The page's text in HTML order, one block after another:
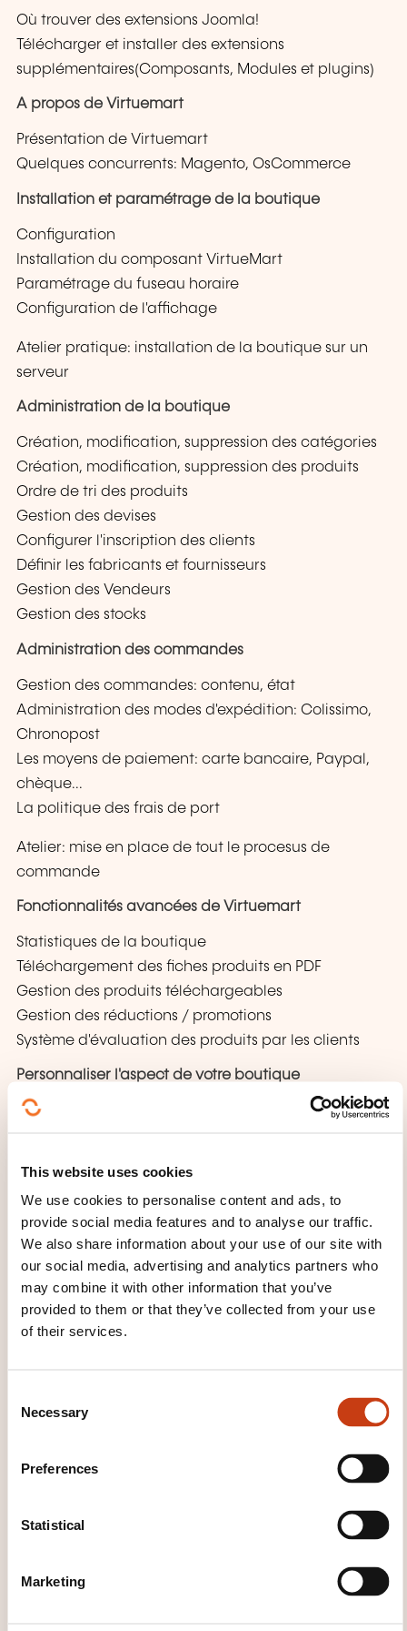
This website uses cookies
We use cookies to personalise content and ads, to
provide social media features and to analyse our traffic.
We also share information about your use of our site with
our social media, advertising and analytics partners who
may combine it with other information that you’ve
provided to them or that they’ve collected from your use
of their services.
Necessary
Preferences
Statistical
Marketing
Où trouver des extensions Joomla!
Télécharger et installer des extensions
supplémentaires(Composants, Modules et plugins)
A propos de Virtuemart
Présentation de Virtuemart
Quelques concurrents: Magento, OsCommerce
Installation et paramétrage de la boutique
Configuration
Installation du composant VirtueMart
Paramétrage du fuseau horaire
Configuration de l'affichage
Atelier pratique: installation de la boutique sur un
serveur
Administration de la boutique
Création, modification, suppression des catégories
Création, modification, suppression des produits
Ordre de tri des produits
Gestion des devises
Configurer l'inscription des clients
Définir les fabricants et fournisseurs
Gestion des Vendeurs
Gestion des stocks
Administration des commandes
Gestion des commandes: contenu, état
Administration des modes d'expédition: Colissimo,
Chronopost
Les moyens de paiement: carte bancaire, Paypal,
chèque...
La politique des frais de port
Atelier: mise en place de tout le procesus de
commande
Fonctionnalités avancées de Virtuemart
Statistiques de la boutique
Téléchargement des fiches produits en PDF
Gestion des produits téléchargeables
Gestion des réductions / promotions
Système d'évaluation des produits par les clients
Personnaliser l'aspect de votre boutique
Modifier la présentation
Atelier: création d'un site de A à Z
Publier votre boutique
Qu'est ce qu'un nom de domaine?
Quel type d'hébergeur?
WHAT TEACHING METHODS ARE
pratique minimum. Chaque point théorique est
systématiquement suivi d'exemples et exercices.
HOW IS THE ASSESSMENT